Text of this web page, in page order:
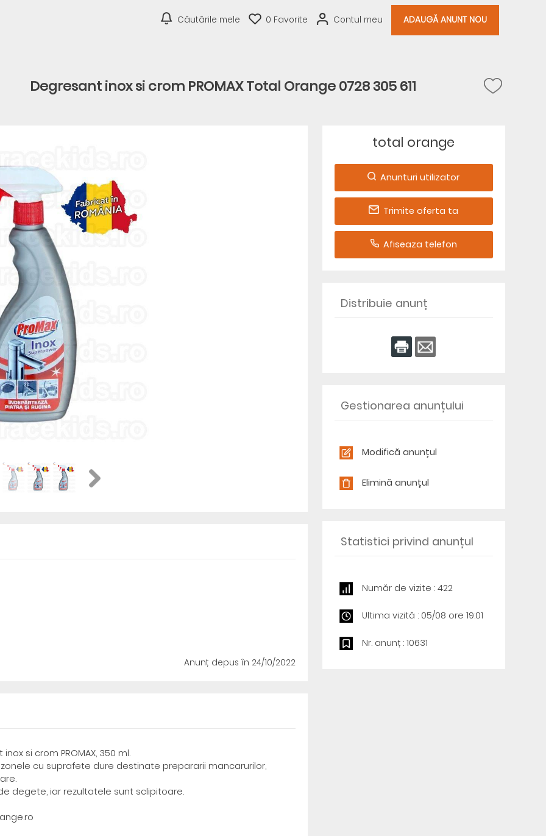
Căutările mele 0 Favorite Contul meu ADAUGĂ ANUNT NOU
Degresant inox si crom PROMAX Total Orange 0728 305 611
Anunț depus în 24/10/2022
si crom PROMAX, 350 ml.
cu suprafete dure destinate prepararii mancarurilor,
degete, iar rezultatele sunt sclipitoare.
total orange
Anunturi utilizator
Trimite oferta ta
Afiseaza telefon
Distribuie anunț
Gestionarea anunțului
Modifică anunțul
Elimină anunțul
Statistici privind anunțul
Număr de vizite : 422
Ultima vizită : 05/08 ore 19:01
Nr. anunț : 10631